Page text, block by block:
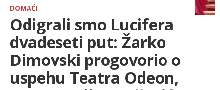
HRONIKA
FARMERI
TV
SPORT
DOMAĆI
Odigrali smo Lucifera
dvadeseti put: Žarko
Dimovski progovorio o
uspehu Teatra Odeon,